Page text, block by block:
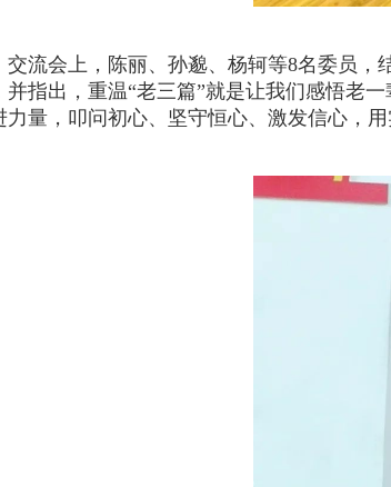
交流会上，陈丽、孙邈、杨轲等8名委员
并指出，重温“老三篇”就是让我们感悟老
力量，叩问初心、坚守恒心、激发信心，